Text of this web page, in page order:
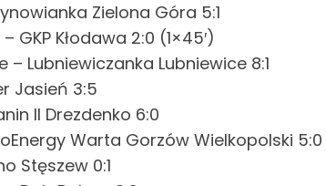
Zielona Góra 5:1
GKP Kłodawa 2:0 (1×45′)
– Lubniewiczanka Lubniewice 8:1
Jasień 3:5
II Drezdenko 6:0
Warta Gorzów Wielkopolski 5:0
Stęszew 0:1